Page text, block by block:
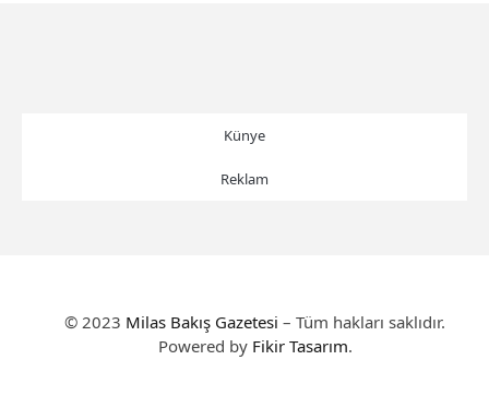
Künye
Reklam
© 2023 Milas Bakış Gazetesi – Tüm hakları saklıdır.
Powered by Fikir Tasarım.